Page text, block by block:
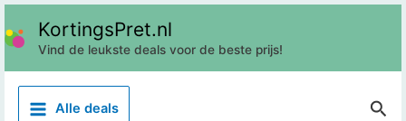
Ga
naar
inhoud
KortingsPret.nl
Vind de leukste deals voor de beste prijs!
Alle deals
Z